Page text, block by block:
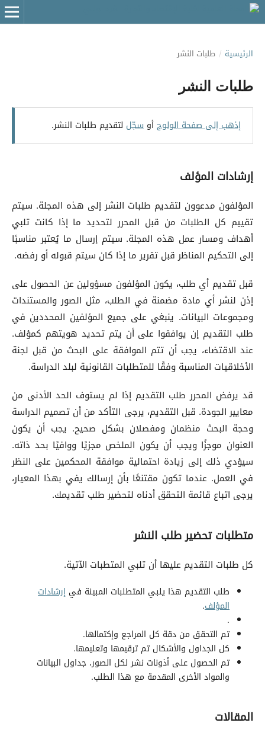
الرئيسية / طلبات النشر
طلبات النشر
إذهب إلى صفحة الولوجأو سجّل لتقديم طلبات النشر.
إرشادات المؤلف
المؤلفون مدعوون لتقديم طلبات النشر إلى هذه المجلة. سيتم
تقييم كل الطلبات من قبل المحرر لتحديد ما إذا كانت تلبي
أهداف ومسار عمل هذه المجلة. سيتم إرسال ما يُعتبر مناسبًا
إلى التحكيم المناظر قبل تقرير ما إذا كان سيتم قبوله أو رفضه.
قبل تقديم أي طلب، يكون المؤلفون مسؤولين عن الحصول على
إذن لنشر أي مادة مضمنة في الطلب، مثل الصور والمستندات
ومجموعات البيانات. ينبغي على جميع المؤلفين المحددين في
طلب التقديم إن يوافقوا على أن يتم تحديد هويتهم كمؤلف.
عند الاقتضاء، يجب أن تتم الموافقة على البحث من قبل لجنة
الأخلاقيات المناسبة وفقًا للمتطلبات القانونية لبلد الدراسة.
قد يرفض المحرر طلب التقديم إذا لم يستوف الحد الأدنى من
معايير الجودة. قبل التقديم، يرجى التأكد من أن تصميم الدراسة
وحجة البحث منظمان ومفصلان بشكل صحيح. يجب أن يكون
العنوان موجزًا ويجب أن يكون الملخص مجزيًا ووافيًا بحد ذاته.
سيؤدي ذلك إلى زيادة احتمالية موافقة المحكمين على النظر
في العمل. عندما تكون مقتنعًا بأن إرسالك يفي بهذا المعيار،
يرجى اتباع قائمة التحقق أدناه لتحضير طلب تقديمك.
متطلبات تحضير طلب النشر
كل طلبات التقديم عليها أن تلبي المتطبات الآتية.
طلب التقديم هذا يلبي المتطلبات المبينة في إرشادات
المؤلف.
.
تم التحقق من دقة كل المراجع وإكتمالها.
كل الجداول والأشكال تم ترقيمها وتعليمها.
تم الحصول على أذونات نشر لكل الصور، جداول البيانات
والمواد الأخرى المقدمة مع هذا الطلب.
المقالات